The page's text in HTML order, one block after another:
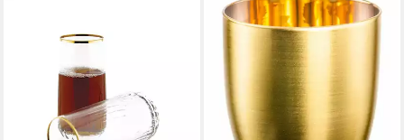
Cocktailglas Trinkglas Set 4-
360 ml Cocktailgläser
17,95 €
19,95 €
lieferbar - in 4-5 Werktagen bei dir
EISCH GERMANY
Espressoglas Cosmo Collect
Gold 100 ml, Kristallglas
lieferbar - in 2-3 Werktagen bei dir